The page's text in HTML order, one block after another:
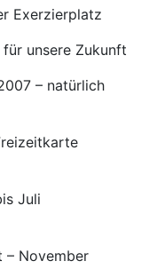
Exerzierplatz
unsere Zukunft
– natürlich
Juli
– November